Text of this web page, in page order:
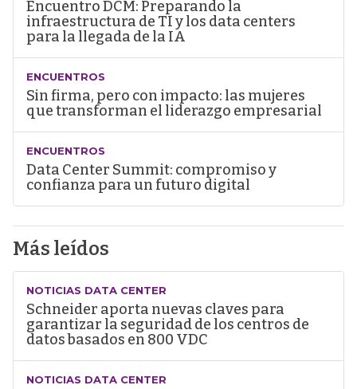
Encuentro DCM: Preparando la
infraestructura de TI y los data centers
para la llegada de la IA
ENCUENTROS
Sin firma, pero con impacto: las mujeres
que transforman el liderazgo empresarial
ENCUENTROS
Data Center Summit: compromiso y
confianza para un futuro digital
Más leídos
NOTICIAS DATA CENTER
Schneider aporta nuevas claves para
garantizar la seguridad de los centros de
datos basados en 800 VDC
NOTICIAS DATA CENTER